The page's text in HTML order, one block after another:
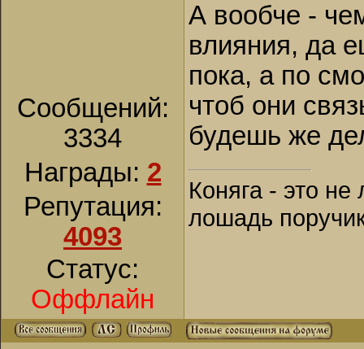
Сообщений:
3334
Награды: 2
Репутация:
4093
Статус:
Оффлайн
А вообче -
влияния, да
пока, а по
чтоб они
будешь же
Коняга - это
лошадь